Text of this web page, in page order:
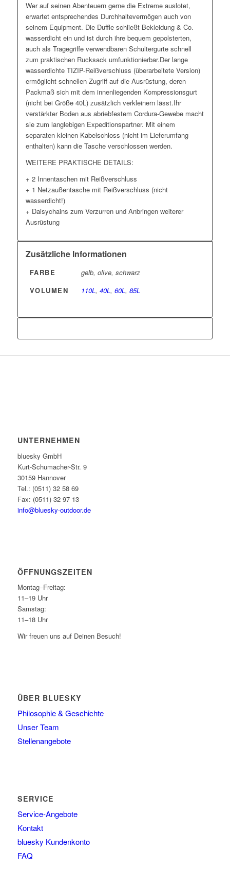
Wer auf seinen Abenteuern gerne die Extreme auslotet,
erwartet entsprechendes Durchhaltevermögen auch von
seinem Equipment. Die Duffle schließt Bekleidung & Co.
wasserdicht ein und ist durch ihre bequem gepolsterten,
auch als Tragegriffe verwendbaren Schultergurte schnell
zum praktischen Rucksack umfunktionierbar.Der lange
wasserdichte TIZIP-Reißverschluss (überarbeitete Version)
ermöglicht schnellen Zugriff auf die Ausrüstung, deren
Packmaß sich mit dem innenliegenden Kompressionsgurt
(nicht bei Größe 40L) zusätzlich verkleinern lässt.Ihr
verstärkter Boden aus abriebfestem Cordura-Gewebe macht
sie zum langlebigen Expeditionspartner. Mit einem
separaten kleinen Kabelschloss (nicht im Lieferumfang
enthalten) kann die Tasche verschlossen werden.
WEITERE PRAKTISCHE DETAILS:
+ 2 Innentaschen mit Reißverschluss
+ 1 Netzaußentasche mit Reißverschluss (nicht
wasserdicht!)
+ Daisychains zum Verzurren und Anbringen weiterer
Ausrüstung
Zusätzliche Informationen
FARBE
gelb, olive, schwarz
VOLUMEN
110L, 40L, 60L, 85L
UNTERNEHMEN
bluesky GmbH
Kurt-Schumacher-Str. 9
30159 Hannover
Tel.: (0511) 32 58 69
Fax: (0511) 32 97 13
info@bluesky-outdoor.de
ÖFFNUNGS­ZEITEN
Montag–Freitag:
11–19 Uhr
Samstag:
11–18 Uhr
Wir freuen uns auf Deinen Besuch!
ÜBER BLUESKY
Philosophie & Geschichte
Unser Team
Stellenangebote
SERVICE
Service-Angebote
Kontakt
bluesky Kundenkonto
FAQ